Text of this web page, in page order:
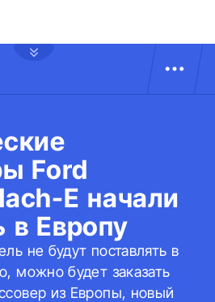
Ford
E начали
в Европу
не будут поставлять в
можно будет заказать
из Европы, новый